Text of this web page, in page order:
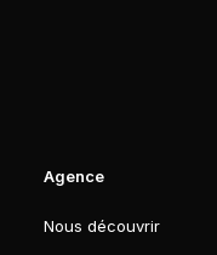
Agence
Nous découvrir